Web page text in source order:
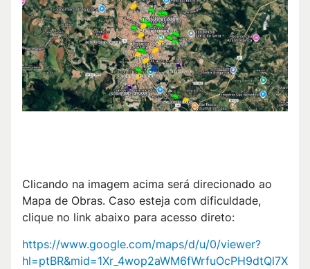
Clicando na imagem acima será direcionado ao
Mapa de Obras. Caso esteja com dificuldade,
clique no link abaixo para acesso direto:
https://www.google.com/maps/d/u/0/viewer?
hl=ptBR&mid=1Xr_4wop2aWM6fWrfuOcPH9dtQl7X